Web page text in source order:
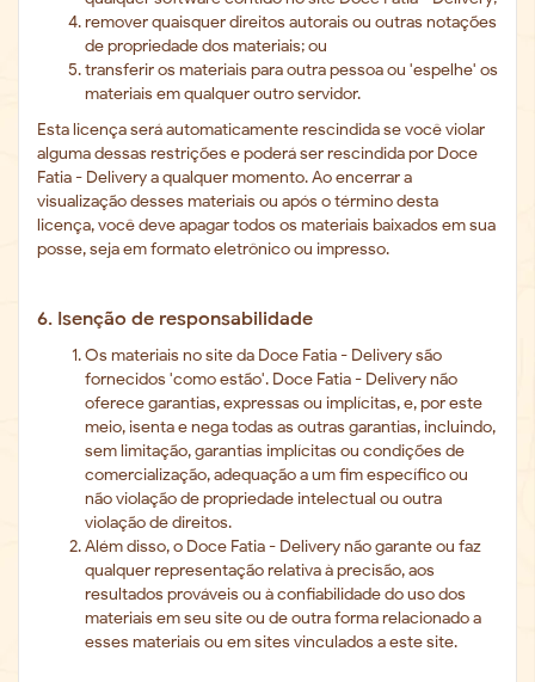
remover quaisquer direitos autorais ou outras notações
de propriedade dos materiais; ou
transferir os materiais para outra pessoa ou 'espelhe' os
materiais em qualquer outro servidor.
Esta licença será automaticamente rescindida se você violar
alguma dessas restrições e poderá ser rescindida por Doce
Fatia - Delivery a qualquer momento. Ao encerrar a
visualização desses materiais ou após o término desta
licença, você deve apagar todos os materiais baixados em sua
posse, seja em formato eletrônico ou impresso.
6. Isenção de responsabilidade
Os materiais no site da Doce Fatia - Delivery são
fornecidos 'como estão'. Doce Fatia - Delivery não
oferece garantias, expressas ou implícitas, e, por este
meio, isenta e nega todas as outras garantias, incluindo,
sem limitação, garantias implícitas ou condições de
comercialização, adequação a um fim específico ou
não violação de propriedade intelectual ou outra
violação de direitos.
Além disso, o Doce Fatia - Delivery não garante ou faz
qualquer representação relativa à precisão, aos
resultados prováveis ​​ou à confiabilidade do uso dos
materiais em seu site ou de outra forma relacionado a
esses materiais ou em sites vinculados a este site.